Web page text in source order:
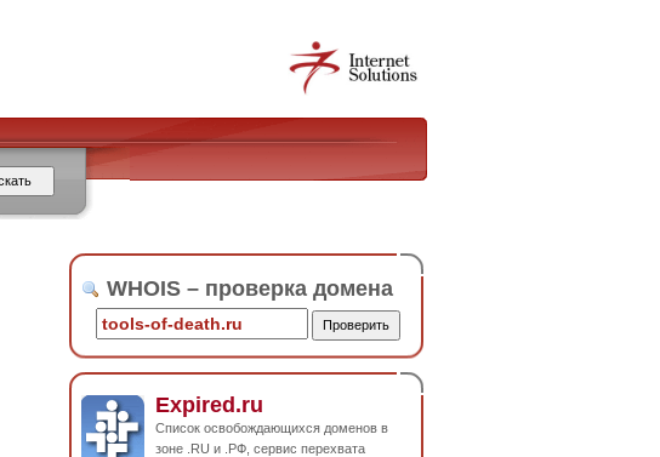
WHOIS – проверка домена
Expired.ru
Список освобождающихся доменов в
зоне .RU и .РФ, сервис перехвата